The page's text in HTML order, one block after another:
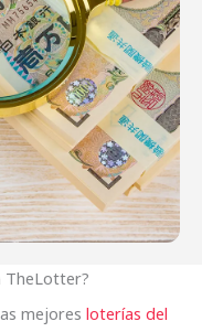
TheLotter?
mejores loterías del